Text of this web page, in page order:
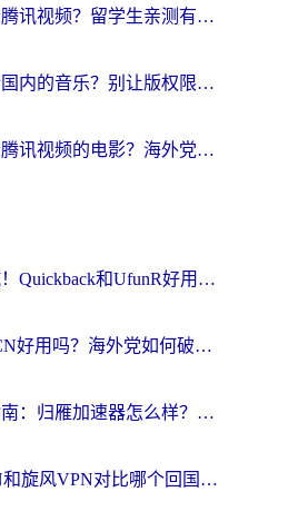
在国外如何看腾讯视频？留学生亲测有效的回国加速方案
在国外怎么听国内的音乐？别让版权限制断了你的华语歌单
怎么在国外看腾讯视频的电影？海外党亲测有效的回国加速指南
海外党别踩坑！Quickback和UfunR好用吗？选对回国加速器才能无缝刷国内资源
迅游和SpeedCN好用吗？海外党如何破解那道看不见的墙
海外党自救指南：归雁加速器怎么样？教你避开坑实现国内资源无缝访问
ChickCN VPN和旋风VPN对比哪个回国效果更好？海外用户的选择困境与出路